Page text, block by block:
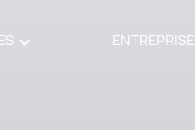
ENTREPRISE